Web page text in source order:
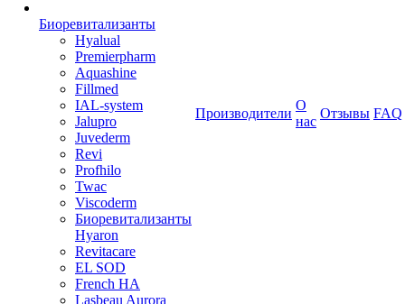
Биоревитализанты
Hyalual
Premierpharm
Aquashine
Fillmed
IAL-system
Jalupro
Juvederm
Revi
Profhilo
Twac
Viscoderm
Биоревитализанты
Hyaron
Revitacare
EL SOD
French HA
Lasbeau Aurora
Производители
О
нас
Отзывы FAQ